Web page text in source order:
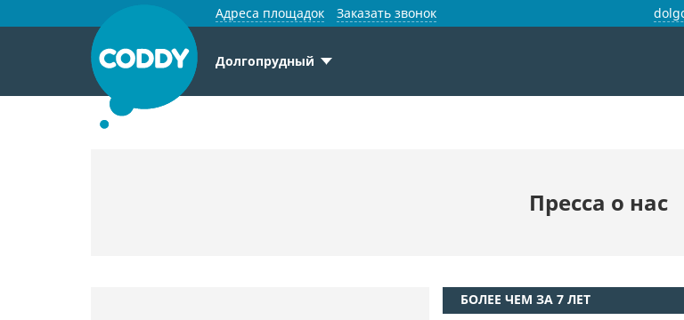
Адреса площадок Заказать звонок
Долгопрудный
Пресса о нас
БОЛЕЕ ЧЕМ ЗА 7 ЛЕТ